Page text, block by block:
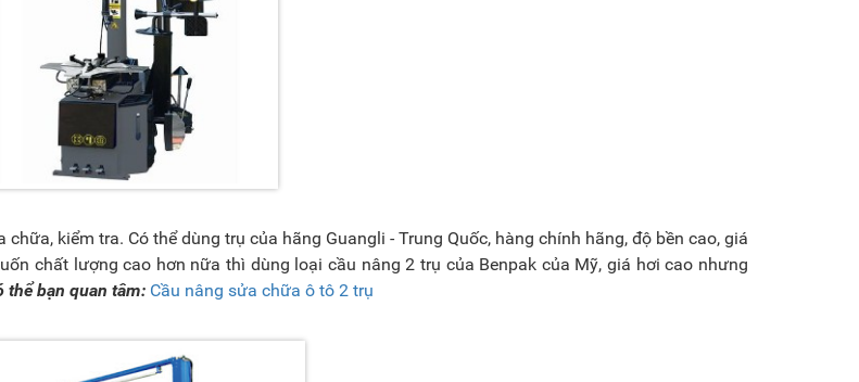
kiểm tra. Có thể dùng trụ của hãng Guangli - Trung Quốc, hàng chính hãng, độ bền cao, giá
chất lượng cao hơn nữa thì dùng loại cầu nâng 2 trụ của Benpak của Mỹ, giá hơi cao nhưng
thể bạn quan tâm: Cầu nâng sửa chữa ô tô 2 trụ